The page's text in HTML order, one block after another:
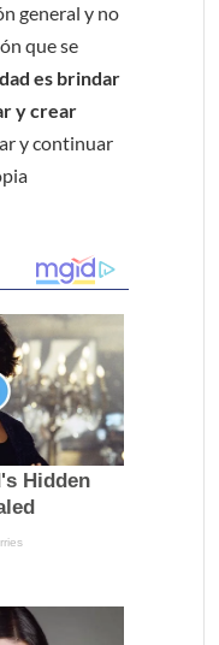
general y no
que se
es brindar
y crear
y continuar